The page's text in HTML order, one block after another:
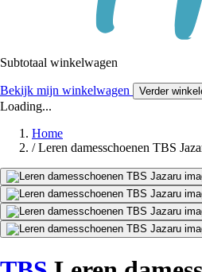
Subtotaal winkelwagen
Bekijk mijn winkelwagen Verder
Loading...
Home
/ Leren damesschoenen TBS